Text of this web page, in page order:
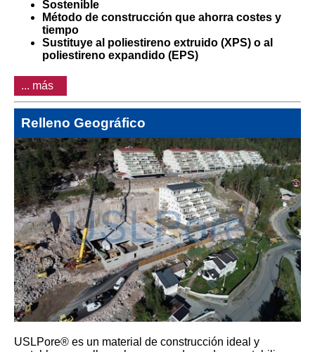
Sostenible
Método de construcción que ahorra costes y
tiempo
Sustituye al poliestireno extruido (XPS) o al
poliestireno expandido (EPS)
... más
Relleno Geográfico
USLPore® es un material de construcción ideal y